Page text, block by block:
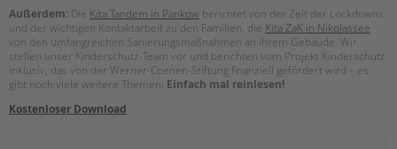
schoolcoach BTL
tandem international
KARRIERE
Stellenangebote
tandem als Arbeitgeberin
Außerdem: Die Kita Tandem in Pankow berichtet von der Zeit der Lockdowns
und der wichtigen Kontaktarbeit zu den Familien, die Kita ZaK in Nikolassee
von den umfangreichen Sanierungsmaßnahmen an ihrem Gebäude. Wir
stellen unser Kinderschutz-Team vor und berichten vom Projekt Kinderschutz
inklusiv, das von der Werner-Coenen-Stiftung finanziell gefördert wird – es
gibt noch viele weitere Themen: Einfach mal reinlesen!
Kostenloser Download